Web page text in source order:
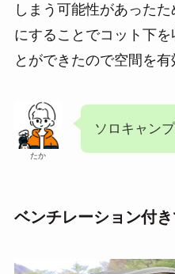
しまう可能性があった
にすることでコット下
とができたので空間を有
たか
ソロキャン
ベンチレーション付